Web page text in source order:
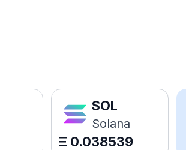
SOL
Solana
Ξ 0.038539